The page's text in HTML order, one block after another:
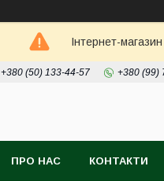
Інтернет-
+380 (50) 133-44-57 +380 (99)
ПРО НАС КОНТАКТИ